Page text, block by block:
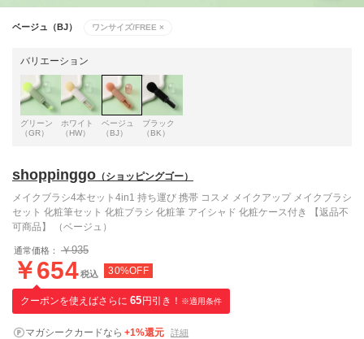
ベージュ（BJ） ワンサイズ/FREE ×
バリエーション
グリーン
（GR）
ホワイト
（HW）
ベージュ
（BJ）
ブラック
（BK）
shoppinggo （ショッピングゴー）
メイクブラシ4本セット4in1 持ち運び 携帯 コスメ メイクアップ メイクブラシ
セット 化粧筆セット 化粧ブラシ 化粧筆 アイシャド 化粧ケース付き 【返品不
可商品】 （ベージュ）
通常価格： ￥935
￥654税込 30%OFF
クーポンを使えばさらに 65円引き！ ※適用条件
マガシークカードなら +1%還元 詳細